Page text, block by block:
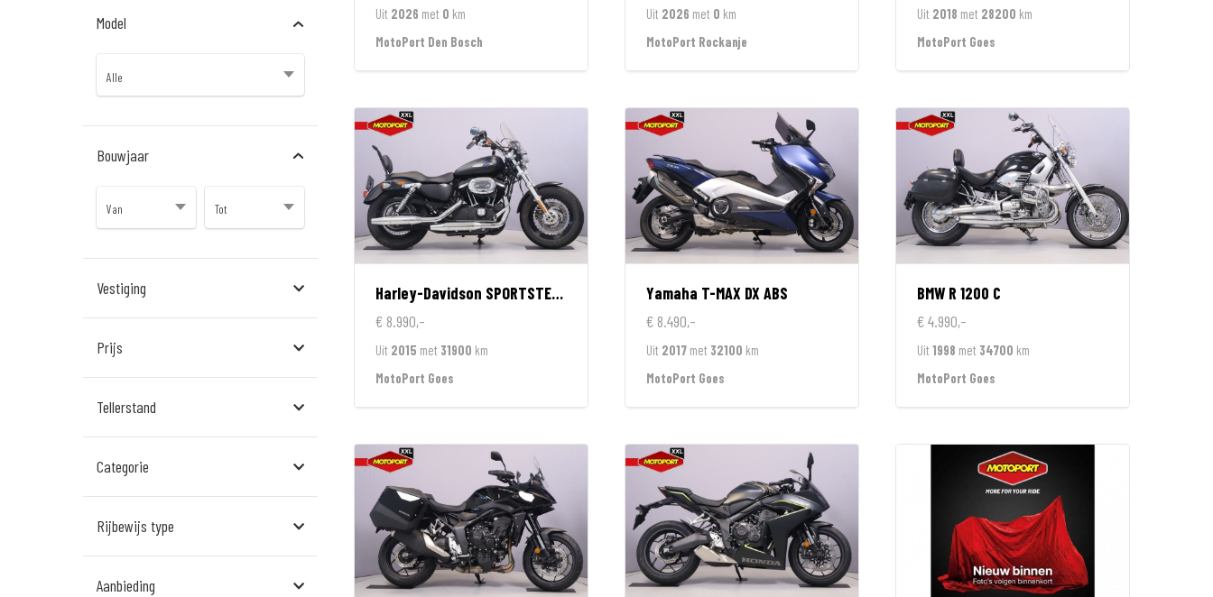
Model
Bouwjaar
Vestiging
Den Bosch
Hillegom
Leek
Prijs
Tellerstand
Categorie
Rijbewijs type
Aanbieding
Uit 2026 met 0 km
MotoPort Den Bosch
Uit 2026 met 0 km
MotoPort Rockanje
Uit 2018 met 28200 km
MotoPort Goes
Harley-Davidson SPORTSTER 1200 CUSTOM LIMITED
€ 8.990,-
Uit 2015 met 31900 km
MotoPort Goes
Yamaha T-MAX DX ABS
€ 8.490,-
Uit 2017met 32100 km
MotoPort Goes
BMW R 1200 C
€ 4.990,-
Uit 1998 met 34700 km
MotoPort Goes